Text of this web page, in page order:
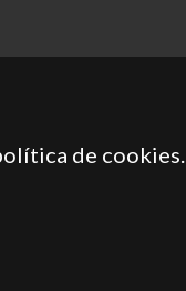
de cookies.